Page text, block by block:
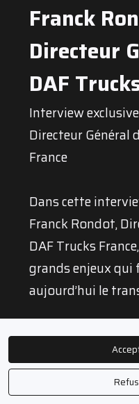
Franck
Directeur
DAF
Interview
Directeur Général
France
Dans cette
Franck Rondot,
DAF Trucks
grands enjeux qui
aujourd’hui le
Au cours de cet
la stratégie de
attentes des